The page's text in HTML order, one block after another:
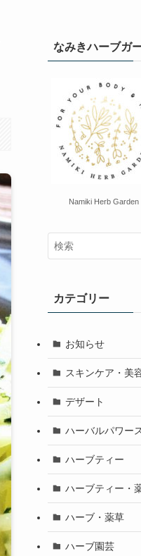
なみきハーブガ
Namiki Herb Garden
カテゴリー
お知らせ
スキンケア・美
デザート
ハーバルパワー
ハーブティー
ハーブティー・
ハーブ・薬草
ハーブ園芸